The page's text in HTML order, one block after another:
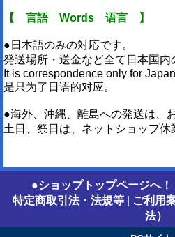
【 言語 Words 语言 】
●日本語のみの対応です。
発送場所・送金など全て日本国内
It is correspondence only for
是只为了日语的对应。
●海外、沖縄、離島への発送は、
土日、祭日は、ネットショップ休
●ショップトップページへ！
特定商取引法・法規等
ご利用
法）